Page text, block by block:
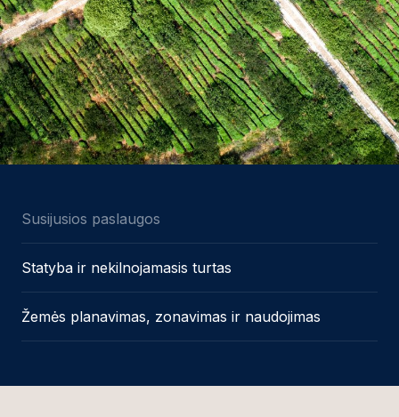
Susijusios paslaugos
Statyba ir nekilnojamasis turtas
Žemės planavimas, zonavimas ir naudojimas